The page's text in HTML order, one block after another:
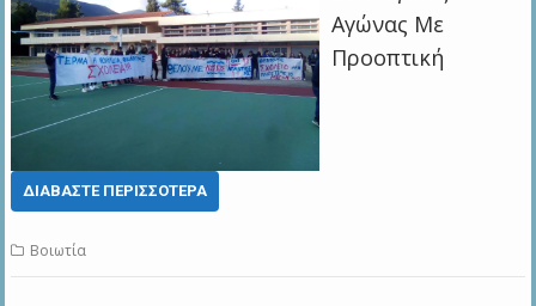
Αγώνας Με
Προοπτική
ΔΙΑΒΆΣΤΕ ΠΕΡΙΣΣΌΤΕΡΑ
Βοιωτία